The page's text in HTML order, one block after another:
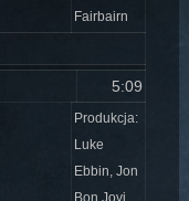
Fairbairn
5:09
Produkcja:
Luke
Ebbin, Jon
Bon Jovi,